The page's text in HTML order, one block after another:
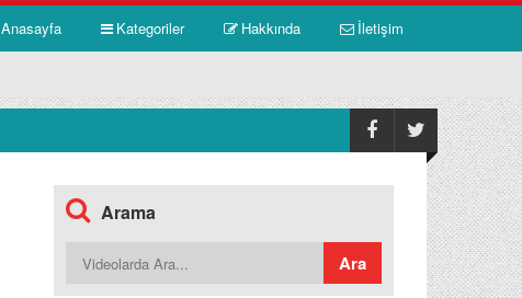
İletişim
Hakkında
Kategoriler
Anasayfa
Arama